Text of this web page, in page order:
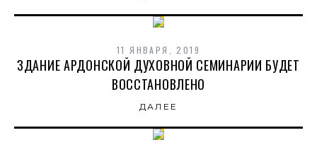
11 ЯНВАРЯ, 2019
ЗДАНИЕ АРДОНСКОЙ ДУХОВНОЙ СЕМИНАРИИ БУДЕТ
ВОССТАНОВЛЕНО
ДАЛЕЕ